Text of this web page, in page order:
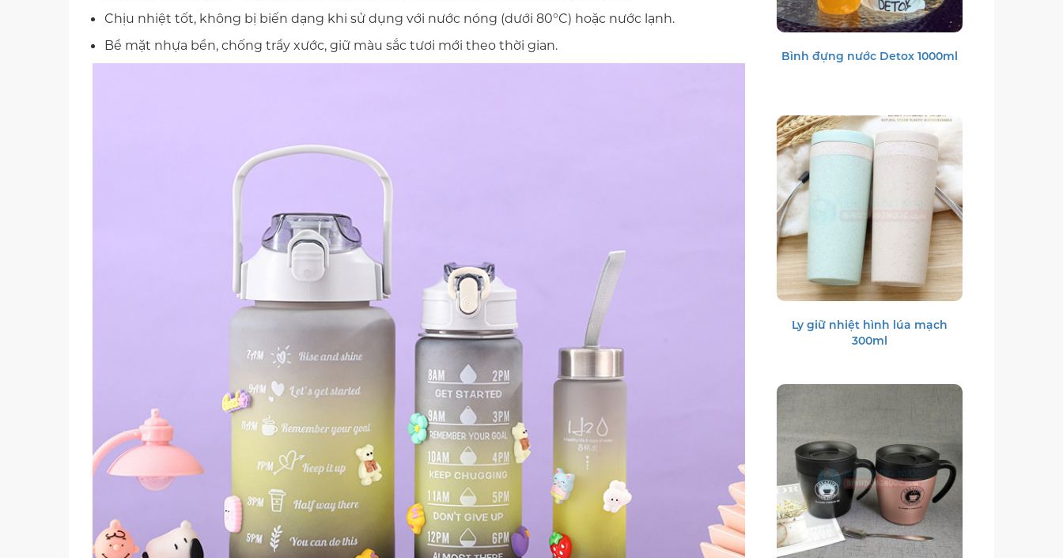
Chịu nhiệt tốt, không bị biến dạng khi sử dụng với nước nóng (dưới 80°C) hoặc nước lạnh.
Bề mặt nhựa bền, chống trầy xước, giữ màu sắc tươi mới theo thời gian.
Bình đựng nước Detox 1000ml
Ly giữ nhiệt hình lúa mạch
300ml